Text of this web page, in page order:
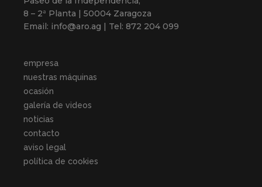
8 – 2ª Planta | 50004 Zaragoza
Email: info@aro.ag | Tel: 872 204 099
empresa
nuestras máquinas
ocasión
galería de videos
noticias
contacto
aviso legal
política de cookies